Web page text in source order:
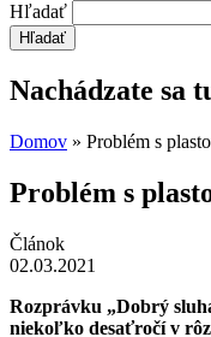
Hľadať
Nachádzate sa
Domov » Problém s
Problém s
Článok
02.03.2021
Rozprávku „Dobrý
niekoľko desaťročí v